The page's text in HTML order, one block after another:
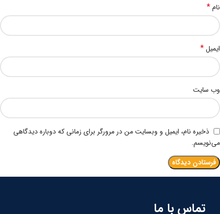
نام*
ایمیل*
وب‌ سایت
ذخیره نام، ایمیل و وبسایت من در مرورگر برای زمانی که دوباره دیدگاهی
می‌نویسم.
تماس با ما